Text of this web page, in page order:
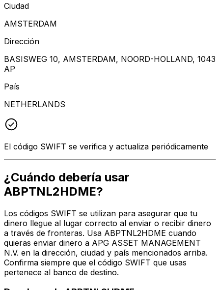
Ciudad
AMSTERDAM
Dirección
BASISWEG 10, AMSTERDAM, NOORD-HOLLAND, 1043
AP
País
NETHERLANDS
El código SWIFT se verifica y actualiza periódicamente
¿Cuándo debería usar
ABPTNL2HDME?
Los códigos SWIFT se utilizan para asegurar que tu
dinero llegue al lugar correcto al enviar o recibir dinero
a través de fronteras. Usa ABPTNL2HDME cuando
quieras enviar dinero a APG ASSET MANAGEMENT
N.V. en la dirección, ciudad y país mencionados arriba.
Confirma siempre que el código SWIFT que usas
pertenece al banco de destino.